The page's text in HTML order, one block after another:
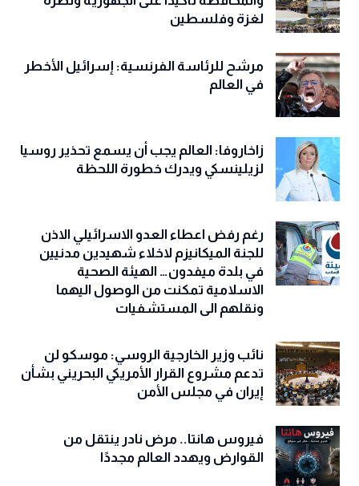
لغزة وفلسطين
مرشح للرئاسة الفرنسية: إسرائيل الأخطر
في العالم
زاخاروفا: العالم يجب أن يسمع تحذير روسيا
لزيلينسكي ويدرك خطورة اللحظة
رغم رفض اعطاء العدو الاسرائيلي الاذن
للجنة الميكانيزم لاخلاء شهيدين مدنيين
في بلدة ميفدون… الهيئة الصحية
الاسلامية تمكنت من الوصول اليهما
ونقلهم الى المستشفيات
نائب وزير الخارجية الروسي: موسكو لن
تدعم مشروع القرار الأمريكي البحريني بشأن
إيران في مجلس الأمن
فيروس هانتا.. مرض نادر ينتقل من
القوارض ويهدد العالم مجددًا